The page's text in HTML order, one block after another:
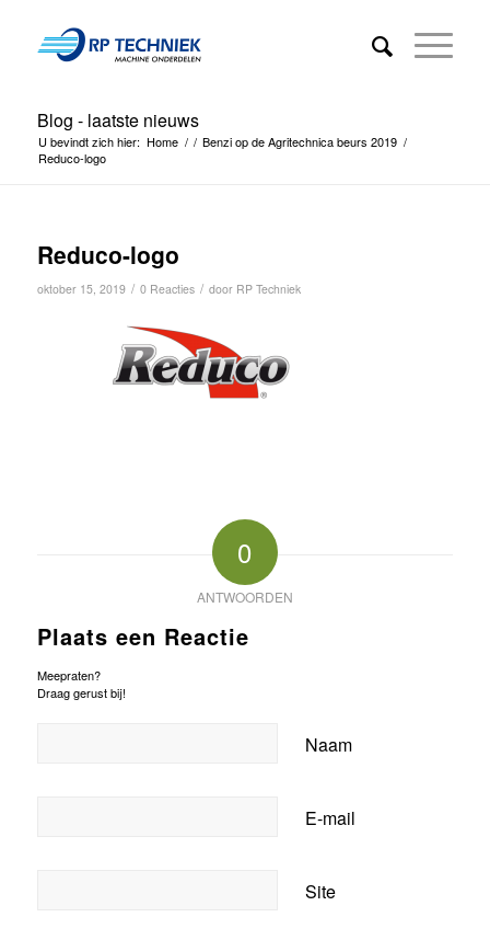
Blog - laatste nieuws
U bevindt zich hier: Home / / Benzi op de Agritechnica beurs 2019 /
Reduco-logo
Reduco-logo
oktober 15, 2019 / 0 Reacties / door RP Techniek
0
ANTWOORDEN
Plaats een Reactie
Meepraten?
Draag gerust bij!
Naam
E-mail
Site